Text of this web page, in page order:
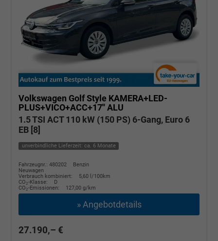
Volkswagen GolfStyle KAMERA+LED-
PLUS+VICO+ACC+17'' ALU
1.5 TSI ACT 110 kW (150 PS) 6-Gang, Euro 6
EB [8]
unverbindliche Lieferzeit: ca. 6 Monate
Fahrzeugnr.: 480202
Benzin
Neuwagen
Verbrauch kombiniert:
5,60 l/100km
CO2-Klasse:
D
CO2-Emissionen: 127,00 g/km
» Angebotdetails
27.190,– €